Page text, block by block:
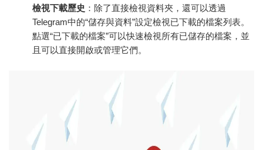
檢視下載歷史 ：除了直接檢視資料夾，還可以透過
Telegram中的“儲存與資料”設定檢視已下載的檔案列表。
點選“已下載的檔案”可以快速檢視所有已儲存的檔案，並
且可以直接開啟或管理它們。